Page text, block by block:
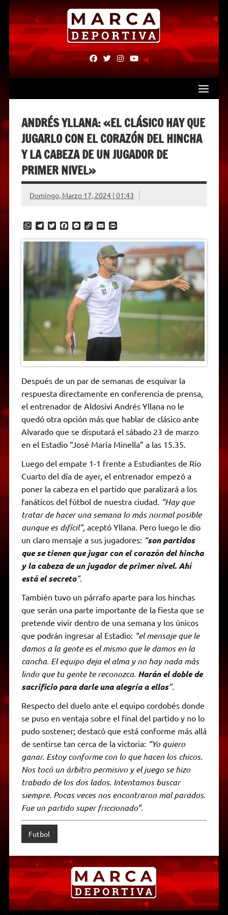
Skip
content
fab
fa-
fab
fa-
fab fab
ANDRÉS YLLANA: «EL CLÁSICO HAY QUE
JUGARLO CON EL CORAZÓN DEL HINCHA
Y LA CABEZA DE UN JUGADOR DE
PRIMER NIVEL»
Domingo, Marzo 17, 2024 | 01:43
W
a
A
p
p
T
l
g
a
T
i
t
F
c
b
o
o
M
s
g
e
r
C
p
L
n
E
a
i
l
P
i
n
t
F
r
i
e
n
d
l
y
Después de un par de semanas de esquivar la
respuesta directamente en conferencia de prensa,
el entrenador de Aldosivi Andrés Yllana no le
quedó otra opción más que hablar de clásico ante
Alvarado que se disputará el sábado 23 de marzo
en el Estadio “José María Minella” a las 15.35.
Luego del empate 1-1 frente a Estudiantes de Río
Cuarto del día de ayer, el entrenador empezó a
poner la cabeza en el partido que paralizará a los
fanáticos del fútbol de nuestra ciudad. “Hay que
tratar de hacer una semana lo más normal posible
aunque es difícil”, aceptó Yllana. Pero luego le dio
un claro mensaje a sus jugadores: “son partidos
que se tienen que jugar con el corazón del hincha
y la cabeza de un jugador de primer nivel. Ahí
está el secreto”.
También tuvo un párrafo aparte para los hinchas
que serán una parte importante de la fiesta que se
pretende vivir dentro de una semana y los únicos
que podrán ingresar al Estadio: “el mensaje que le
damos a la gente es el mismo que le damos en la
cancha. El equipo deja el alma y no hay nada más
lindo que tu gente te reconozca. Harán el doble de
sacrificio para darle una alegría a ellos”.
Respecto del duelo ante el equipo cordobés donde
se puso en ventaja sobre el final del partido y no lo
pudo sostener; destacó que está conforme más allá
de sentirse tan cerca de la victoria: “Yo quiero
ganar. Estoy conforme con lo que hacen los chicos.
Nos tocó un árbitro permisivo y el juego se hizo
trabado de los dos lados. Intentamos buscar
siempre. Pocas veces nos encontraron mal parados.
Fue un partido super friccionado”.
Futbol